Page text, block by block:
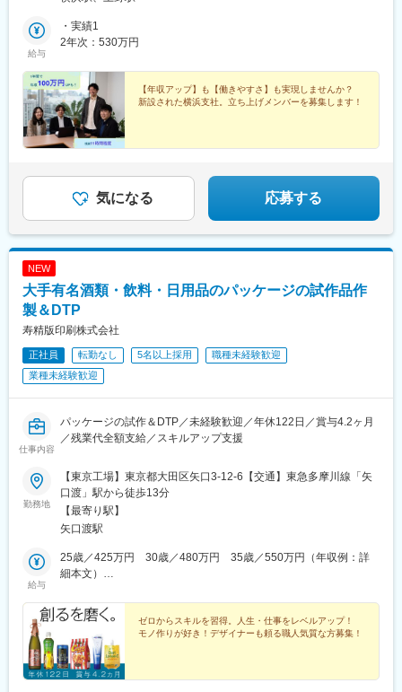
給与
・実績1
2年次：530万円
【年収アップ】も【働きやすさ】も実現しませんか？
新設された横浜支社。立ち上げメンバーを募集します！
気になる 応募する
NEW
大手有名酒類・飲料・日用品のパッケージの試作品作
製＆DTP
寿精版印刷株式会社
正社員 転勤なし 5名以上採用
職種未経験歓迎
業種未経験歓迎
仕事内容
パッケージの試作＆DTP／未経験歓迎／年休122日／賞与4.2ヶ月
／残業代全額支給／スキルアップ支援
勤務地
【東京工場】東京都大田区矢口3-12-6【交通】東急多摩川線「矢
口渡」駅から徒歩13分
【最寄り駅】
矢口渡駅
給与
25歳／425万円 30歳／480万円 35歳／550万円（年収例：詳
細本文）
＋賞与＋他手当
ゼロからスキルを習得。人生・仕事をレベルアップ！
モノ作りが好き！デザイナーも頼る職人気質な方募集！